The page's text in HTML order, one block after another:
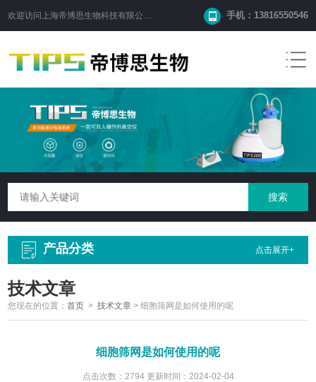
欢迎访问 上海帝博思生物科技有限公司 手机：13816550546
产品分类 点击展开+
技术文章
您现在的位置：首页 >技术文章 >细胞筛网是如何使用的呢
细胞筛网是如何使用的呢
点击次数：2794 更新时间：2024-02-04